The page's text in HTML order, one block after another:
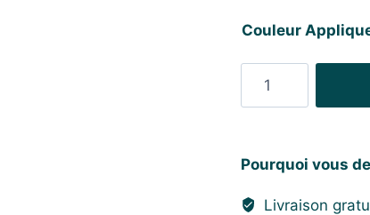
initial
était :
Couleur
Design
Vintage
Pourquoi vous
Livraison